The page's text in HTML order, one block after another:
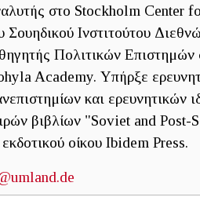
στο Stockholm Center
Σουηδικού Ινστιτούτου
Πολιτικών
Academy. Υπήρξε
και ερευνητικών
βιβλίων "Soviet and
οίκου Ibidem Press.